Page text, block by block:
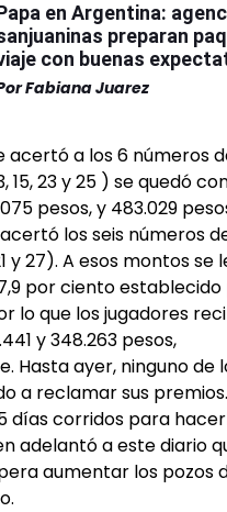
en Argentina:
preparan
con buenas
Fabiana Juarez
acertó a los 6 números
15, 23 y 25 ) se quedó
pesos, y 483.029
los seis números
21 y 27). A esos montos
por ciento establecido
lo que los jugadores
y 348.263 pesos,
Hasta ayer, ninguno de
a reclamar sus
días corridos para
adelantó a este diario
aumentar los pozos